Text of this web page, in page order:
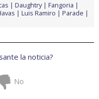
Daughtry
Fangoria
Luis Ramiro
Parade
la noticia?
No